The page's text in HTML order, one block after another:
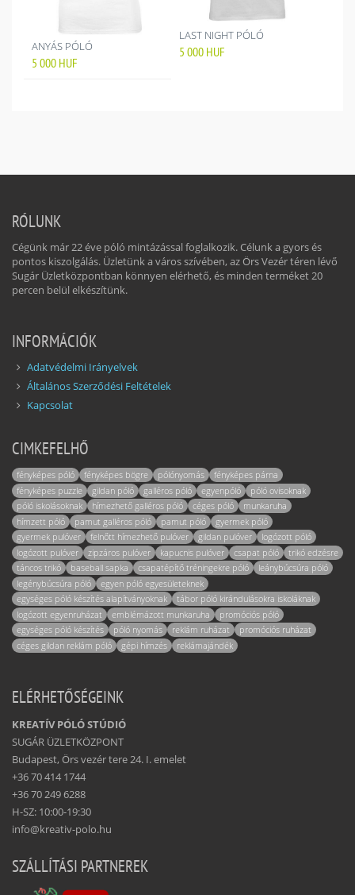
ANYÁS PÓLÓ
5 000 HUF
LAST NIGHT PÓLÓ
5 000 HUF
RÓLUNK
Cégünk már 22 éve póló mintázással foglalkozik. Célunk a gyors és
pontos kiszolgálás. Üzletünk a város szívében, az Örs Vezér téren lévő
Sugár Üzletközpontban könnyen elérhető, és minden terméket 20
percen belül elkészítünk.
INFORMÁCIÓK
Adatvédelmi Irányelvek
Általános Szerződési Feltételek
Kapcsolat
CIMKEFELHŐ
fényképes póló fényképes bögre pólónyomás
fényképes párna
fényképes puzzle
gildan póló galléros póló egyenpóló
póló ovisoknak
póló iskolásoknak
hímezhető galléros póló céges póló
munkaruha
hímzett póló
pamut galléros póló pamut póló
gyermek póló
gyermek pulóver
felnőtt hímezhető pulóver gildan pulóver
logózott póló
logózott pulóver
zipzáros pulóver kapucnis pulóver csapat póló
trikó edzésre
táncos trikó
baseball sapka csapatépítő tréningekre póló
leánybúcsúra póló
legénybúcsúra póló
egyen póló egyesületeknek
egységes póló készítés alapítványoknak
tábor póló kirándulásokra iskoláknak
logózott egyenruházat
emblémázott munkaruha
promóciós póló
egységes póló készítés
póló nyomás reklám ruházat
promóciós ruházat
céges gildan reklám póló
gépi hímzés reklámajándék
ELÉRHETŐSÉGEINK
KREATÍV PÓLÓ STÚDIÓ
SUGÁR ÜZLETKÖZPONT
Budapest, Örs vezér tere 24. I. emelet
+36 70 414 1744
+36 70 249 6288
H-SZ: 10:00-19:30
info@kreativ-polo.hu
SZÁLLÍTÁSI PARTNEREK